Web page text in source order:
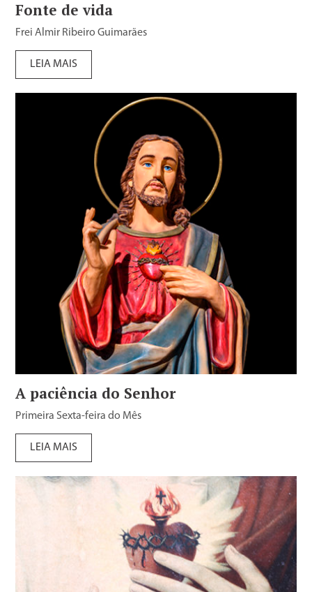
Fonte de vida
Frei Almir Ribeiro Guimarães
LEIA MAIS
A paciência do Senhor
Primeira Sexta-feira do Mês
LEIA MAIS